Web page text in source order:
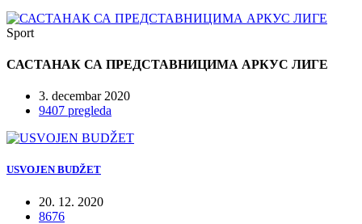
Sport
САСТАНАК СА ПРЕДСТАВНИЦИМА АРКУС ЛИГЕ
3. decembar 2020
9407 pregleda
USVOJEN BUDŽET
20. 12. 2020
8676